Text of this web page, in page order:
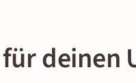
deinen